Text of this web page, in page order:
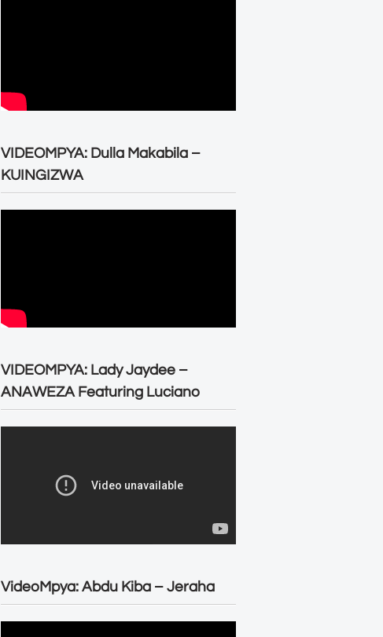
VIDEOMPYA: Dulla Makabila –
KUINGIZWA
VIDEOMPYA: Lady Jaydee –
ANAWEZA Featuring Luciano
VideoMpya: Abdu Kiba – Jeraha